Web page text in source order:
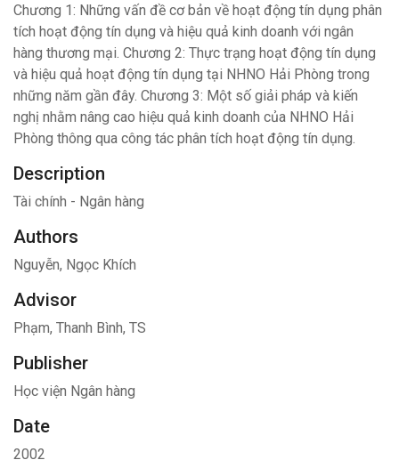
Chương 1: Những vấn đề cơ bản về hoạt động tín dụng phân
tích hoạt động tín dụng và hiệu quả kinh doanh với ngân
hàng thương mại. Chương 2: Thực trạng hoạt động tín dụng
và hiệu quả hoạt động tín dụng tại NHNO Hải Phòng trong
những năm gần đây. Chương 3: Một số giải pháp và kiến
nghị nhằm nâng cao hiệu quả kinh doanh của NHNO Hải
Phòng thông qua công tác phân tích hoạt động tín dụng.
Description
Tài chính - Ngân hàng
Authors
Nguyễn, Ngọc Khích
Advisor
Phạm, Thanh Bình, TS
Publisher
Học viện Ngân hàng
Date
2002